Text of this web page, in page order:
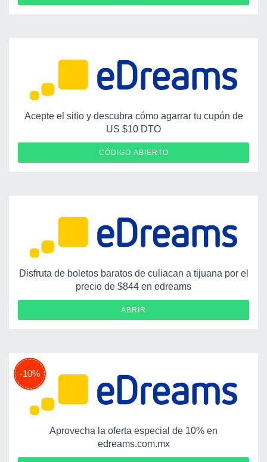
Acepte el sitio y descubra cómo agarrar tu cupón de
US $10 DTO
CÓDIGO ABIERTO
Disfruta de boletos baratos de culiacan a tijuana por el
precio de $844 en edreams
ABRIR
-10%
Aprovecha la oferta especial de 10% en
edreams.com.mx